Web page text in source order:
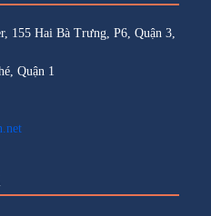
155 Hai Bà Trưng, P6, Quận 3,
Quận 1